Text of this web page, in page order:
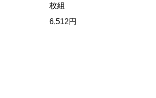
枚組
6,512円